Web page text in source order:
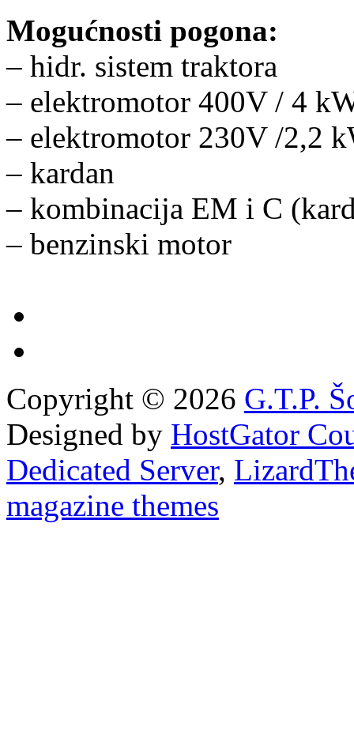
Mogućnosti pogona:
– hidr. sistem traktora
– elektromotor 400V / 4
– elektromotor 230V /2,2
– kardan
– kombinacija EM i C
– benzinski motor
Copyright © 2026 G.T.P.
Designed by HostGator
Dedicated Server,
magazine themes